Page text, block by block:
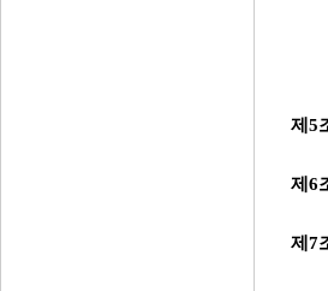
제5
제6
제7